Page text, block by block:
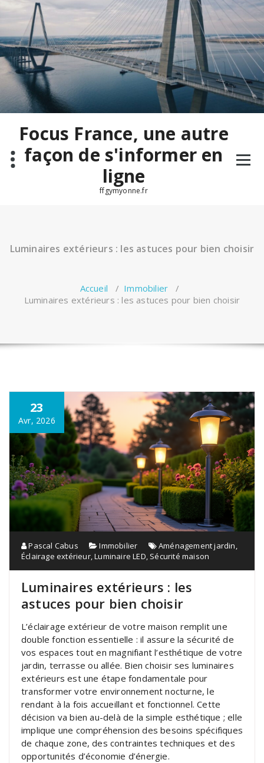
contenu
Focus France, une autre
façon de s'informer en
ligne
ffgymyonne.fr
Luminaires extérieurs : les astuces pour bien choisir
Accueil / Immobilier /
Luminaires extérieurs : les astuces pour bien choisir
23
Avr, 2026
Pascal Cabus Immobilier Aménagement jardin,
Éclairage extérieur,Luminaire LED, Sécurité maison
Luminaires extérieurs : les
astuces pour bien choisir
L’éclairage extérieur de votre maison remplit une
double fonction essentielle : il assure la sécurité de
vos espaces tout en magnifiant l’esthétique de votre
jardin, terrasse ou allée. Bien choisir ses luminaires
extérieurs est une étape fondamentale pour
transformer votre environnement nocturne, le
rendant à la fois accueillant et fonctionnel. Cette
décision va bien au-delà de la simple esthétique ; elle
implique une compréhension des besoins spécifiques
de chaque zone, des contraintes techniques et des
opportunités d’économie d’énergie.